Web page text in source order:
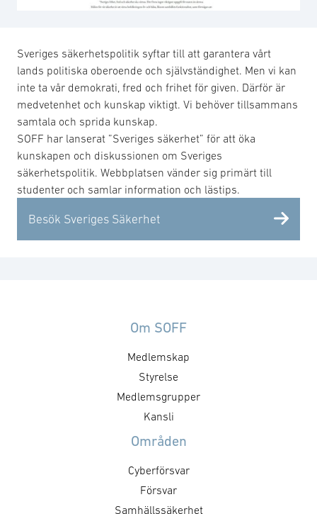
Sveriges säkerhetspolitik syftar till att garantera vårt
lands politiska oberoende och självständighet. Men vi kan
inte ta vår demokrati, fred och frihet för given. Därför är
medvetenhet och kunskap viktigt. Vi behöver tillsammans
samtala och sprida kunskap.
SOFF har lanserat ”Sveriges säkerhet” för att öka
kunskapen och diskussionen om Sveriges
säkerhetspolitik. Webbplatsen vänder sig primärt till
studenter och samlar information och lästips.
Besök Sveriges Säkerhet
Om SOFF
Medlemskap
Styrelse
Medlemsgrupper
Kansli
Områden
Cyberförsvar
Försvar
Samhällssäkerhet